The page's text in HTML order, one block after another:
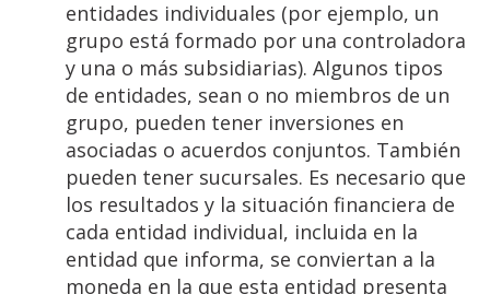
entidades individuales (por ejemplo, un
grupo está formado por una controladora
y una o más subsidiarias). Algunos tipos
de entidades, sean o no miembros de un
grupo, pueden tener inversiones en
asociadas o acuerdos conjuntos. También
pueden tener sucursales. Es necesario que
los resultados y la situación financiera de
cada entidad individual, incluida en la
entidad que informa, se conviertan a la
moneda en la que esta entidad presenta